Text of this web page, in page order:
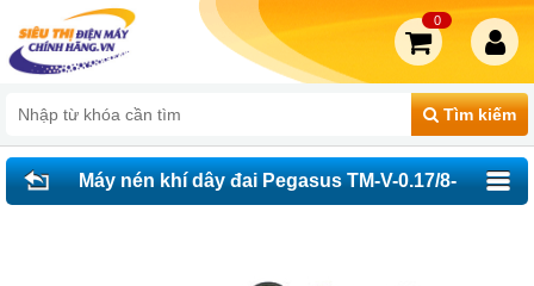
Tìm kiếm
0
Máy nén khí dây đai Pegasus TM-V-0.17/8-